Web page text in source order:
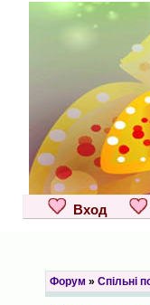
Вход
Форум » Спільні